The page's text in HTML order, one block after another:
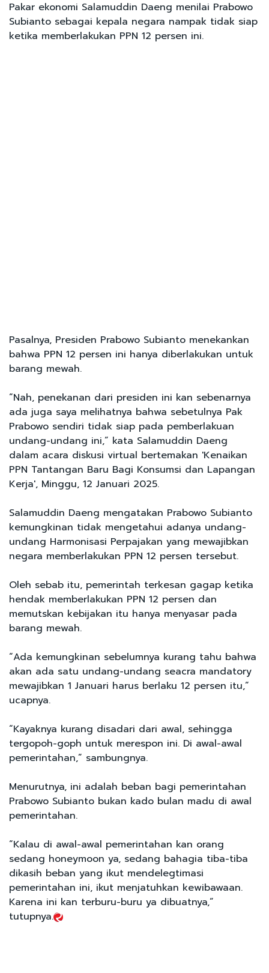
Pakar ekonomi Salamuddin Daeng menilai Prabowo
Subianto sebagai kepala negara nampak tidak siap
ketika memberlakukan PPN 12 persen ini.
Pasalnya, Presiden Prabowo Subianto menekankan
bahwa PPN 12 persen ini hanya diberlakukan untuk
barang mewah.
“Nah, penekanan dari presiden ini kan sebenarnya
ada juga saya melihatnya bahwa sebetulnya Pak
Prabowo sendiri tidak siap pada pemberlakuan
undang-undang ini,” kata Salamuddin Daeng
dalam acara diskusi virtual bertemakan 'Kenaikan
PPN Tantangan Baru Bagi Konsumsi dan Lapangan
Kerja', Minggu, 12 Januari 2025.
Salamuddin Daeng mengatakan Prabowo Subianto
kemungkinan tidak mengetahui adanya undang-
undang Harmonisasi Perpajakan yang mewajibkan
negara memberlakukan PPN 12 persen tersebut.
Oleh sebab itu, pemerintah terkesan gagap ketika
hendak memberlakukan PPN 12 persen dan
memutskan kebijakan itu hanya menyasar pada
barang mewah.
“Ada kemungkinan sebelumnya kurang tahu bahwa
akan ada satu undang-undang seacra mandatory
mewajibkan 1 Januari harus berlaku 12 persen itu,”
ucapnya.
“Kayaknya kurang disadari dari awal, sehingga
tergopoh-goph untuk merespon ini. Di awal-awal
pemerintahan,” sambungnya.
Menurutnya, ini adalah beban bagi pemerintahan
Prabowo Subianto bukan kado bulan madu di awal
pemerintahan.
“Kalau di awal-awal pemerintahan kan orang
sedang honeymoon ya, sedang bahagia tiba-tiba
dikasih beban yang ikut mendelegtimasi
pemerintahan ini, ikut menjatuhkan kewibawaan.
Karena ini kan terburu-buru ya dibuatnya,”
tutupnya.